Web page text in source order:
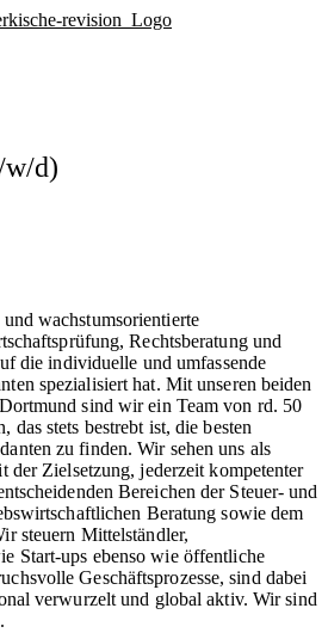
w/d)
wachstumsorientierte
Rechtsberatung und
die individuelle und umfassende
spezialisiert hat. Mit unseren beiden
sind wir ein Team von rd. 50
stets bestrebt ist, die besten
zu finden. Wir sehen uns als
der Zielsetzung, jederzeit kompetenter
Bereichen der Steuer- und
Beratung sowie dem
steuern Mittelständler,
Start-ups ebenso wie öffentliche
Geschäftsprozesse, sind dabei
verwurzelt und global aktiv. Wir sind